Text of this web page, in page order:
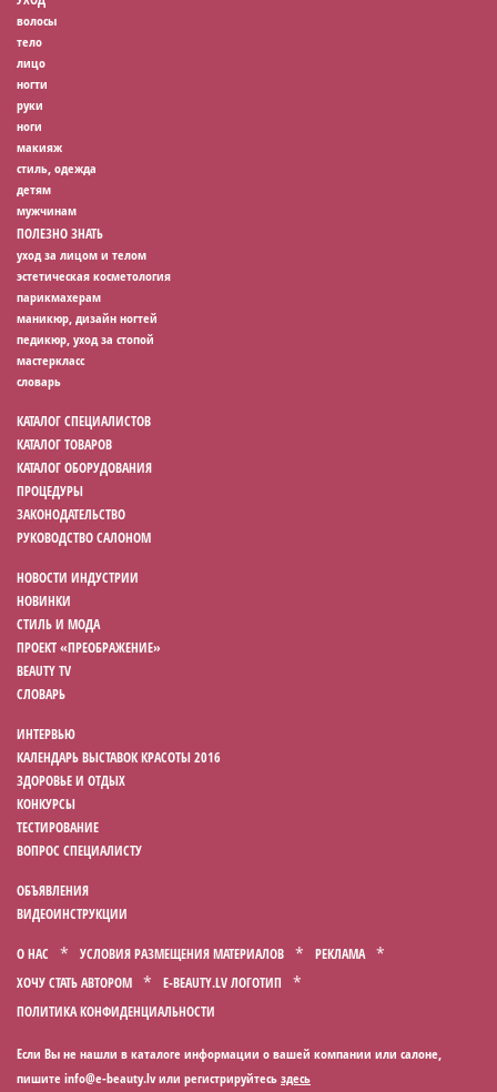
волосы
тело
лицо
ногти
руки
ноги
макияж
стиль, одежда
детям
мужчинам
ПОЛЕЗНО ЗНАТЬ
уход за лицом и телом
эстетическая косметология
парикмахерам
маникюр, дизайн ногтей
педикюр, уход за стопой
мастеркласс
словарь
КАТАЛОГ СПЕЦИАЛИСТОВ
КАТАЛОГ ТОВАРОВ
КАТАЛОГ ОБОРУДОВАНИЯ
ПРОЦЕДУРЫ
ЗАКОНОДАТЕЛЬСТВО
РУКОВОДСТВО САЛОНОМ
НОВОСТИ ИНДУСТРИИ
НОВИНКИ
СТИЛЬ И МОДА
ПРОЕКТ «ПРЕОБРАЖЕНИЕ»
BEAUTY TV
СЛОВАРЬ
ИНТЕРВЬЮ
КАЛЕНДАРЬ ВЫСТАВОК КРАСОТЫ 2016
ЗДОРОВЬЕ И ОТДЫХ
КОНКУРСЫ
ТЕСТИРОВАНИЕ
ВОПРОС СПЕЦИАЛИСТУ
ОБЪЯВЛЕНИЯ
ВИДЕОИНСТРУКЦИИ
О НАС УСЛОВИЯ РАЗМЕЩЕНИЯ МАТЕРИАЛОВ
РЕКЛАМА
ХОЧУ СТАТЬ АВТОРОМ
E-BEAUTY.LV ЛОГОТИП
ПОЛИТИКА КОНФИДЕНЦИАЛЬНОСТИ
Если Вы не нашли в каталоге информации о вашей компании или салоне,
пишите
или регистрируйтесьздесь